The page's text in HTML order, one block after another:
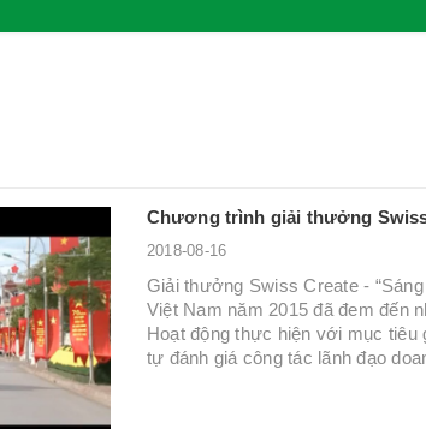
Chương trình giải thưởng
2018-08-16
Giải thưởng Swiss Create -
Việt Nam năm 2015 đã đem đến
Hoạt động thực hiện với mục tiêu
tự đánh giá công tác lãnh đạo